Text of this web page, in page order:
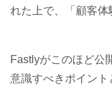
れた上で、「顧客体
Fastlyがこのほど公
意識すべきポイント